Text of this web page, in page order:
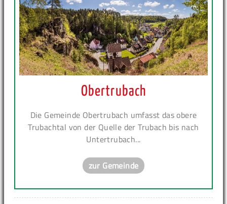
Obertrubach
Die Gemeinde Obertrubach umfasst das obere
Trubachtal von der Quelle der Trubach bis nach
Untertrubach...
zur Gemeinde